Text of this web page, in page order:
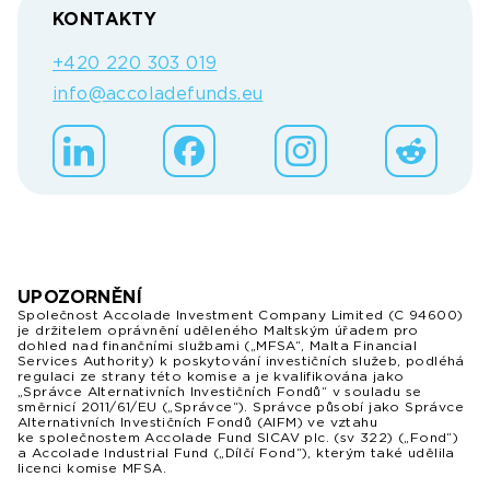
KONTAKTY
+420 220 303 019
info@accoladefunds.eu
UPOZORNĚNÍ
Společnost Accolade Investment Company Limited (C 94600)
je držitelem oprávnění uděleného Maltským úřadem pro
dohled nad finančními službami („MFSA“, Malta Financial
Services Authority) k poskytování investičních služeb, podléhá
regulaci ze strany této komise a je kvalifikována jako
„Správce Alternativních Investičních Fondů“ v souladu se
směrnicí 2011/61/EU („Správce“). Správce působí jako Správce
Alternativních Investičních Fondů (AIFM) ve vztahu
ke společnostem Accolade Fund SICAV plc. (sv 322) („Fond“)
a Accolade Industrial Fund („Dílčí Fond“), kterým také udělila
licenci komise MFSA.